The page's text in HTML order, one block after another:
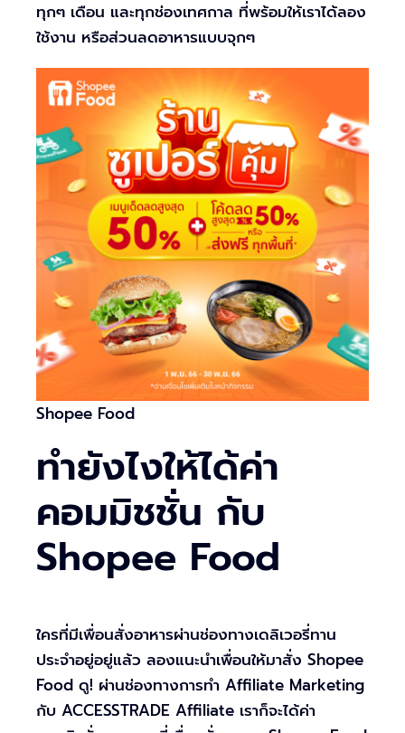
ทุกๆ เดือน และทุกช่องเทศกาล ที่พร้อมให้เราได้ลอง
ใช้งาน หรือส่วนลดอาหารแบบจุกๆ
Shopee Food
ทำยังไงให้ได้ค่า
คอมมิชชั่น กับ
Shopee Food
ใครที่มีเพื่อนสั่งอาหารผ่านช่องทางเดลิเวอรี่ทาน
ประจำอยู่อยู่แล้ว ลองแนะนำเพื่อนให้มาสั่ง Shopee
Food ดู! ผ่านช่องทางการทำ Affiliate Marketing
กับ ACCESSTRADE Affiliate เราก็จะได้ค่า